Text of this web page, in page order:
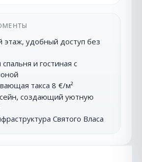
этаж, удобный доступ без
и гостиная с
такса 8 €/м²
создающий уютную
Святого Власа